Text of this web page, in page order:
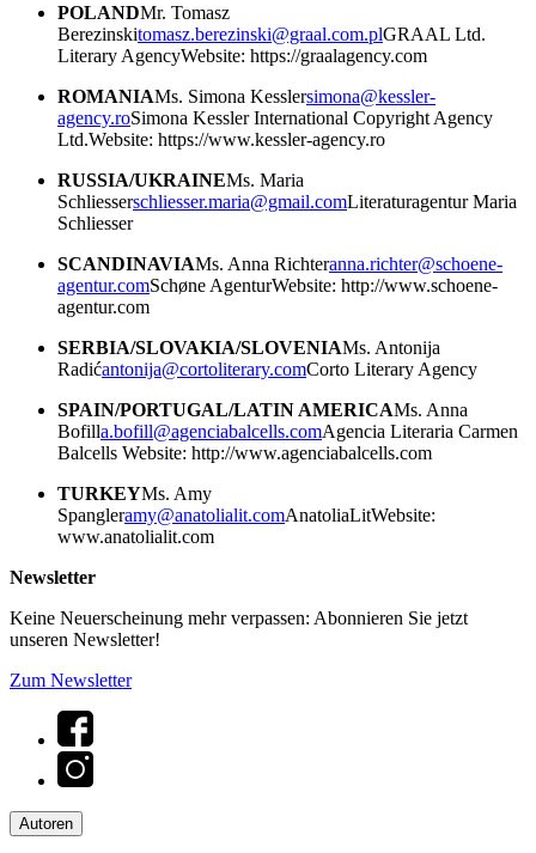
POLANDMr. Tomasz
Berezinskitomasz.berezinski@graal.com.plGRAAL Ltd.
Literary AgencyWebsite: https://graalagency.com
ROMANIAMs. Simona Kesslersimona@kessler-
agency.roSimona Kessler International Copyright Agency
Ltd.Website: https://www.kessler-agency.ro
RUSSIA/UKRAINEMs. Maria
Schliesserschliesser.maria@gmail.comLiteraturagentur Maria
Schliesser
SCANDINAVIAMs. Anna Richteranna.richter@schoene-
agentur.comSchøne AgenturWebsite: http://www.schoene-
agentur.com
SERBIA/SLOVAKIA/SLOVENIAMs. Antonija
Radićantonija@cortoliterary.comCorto Literary Agency
SPAIN/PORTUGAL/LATIN AMERICAMs. Anna
Bofilla.bofill@agenciabalcells.comAgencia Literaria Carmen
Balcells Website: http://www.agenciabalcells.com
TURKEYMs. Amy
Spangleramy@anatolialit.comAnatoliaLitWebsite:
www.anatolialit.com
Newsletter
Keine Neuerscheinung mehr verpassen: Abonnieren Sie jetzt
unseren Newsletter!
Zum Newsletter
Autoren